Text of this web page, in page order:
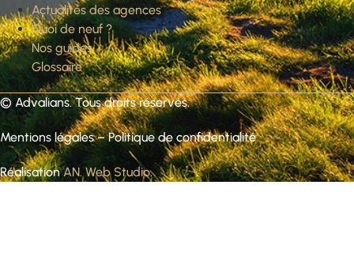
Actualités des agences
Quoi de neuf ?
Nos guides
Glossaire
© Advalians. Tous droits réservés.
Mentions légales–Politique de confidentialité
RéalisationAN. Web Studio.